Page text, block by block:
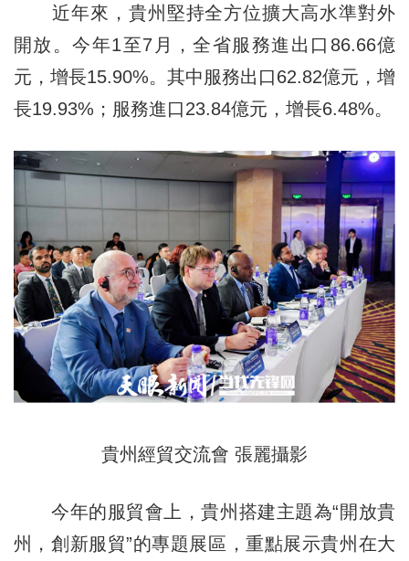
近年來，貴州堅持全方位擴大高水準對外
開放。今年1至7月，全省服務進出口86.66億
元，增長15.90%。其中服務出口62.82億元，增
長19.93%；服務進口23.84億元，增長6.48%。
貴州經貿交流會 張麗攝影
今年的服貿會上，貴州搭建主題為“開放貴
州，創新服貿”的專題展區，重點展示貴州在大